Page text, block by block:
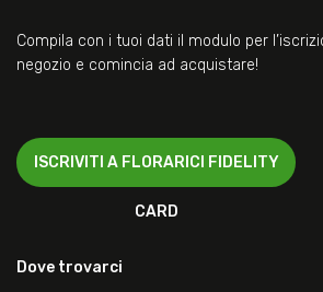
Compila con i tuoi dati il modulo per
negozio e comincia ad acquistare!
ISCRIVITI A FLORARICI FIDELITY
CARD
Dove trovarci